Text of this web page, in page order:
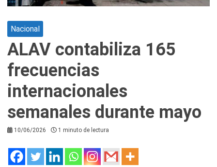
Nacional
ALAV contabiliza 165
frecuencias
internacionales
semanales durante mayo
10/06/2026 1 minuto de lectura